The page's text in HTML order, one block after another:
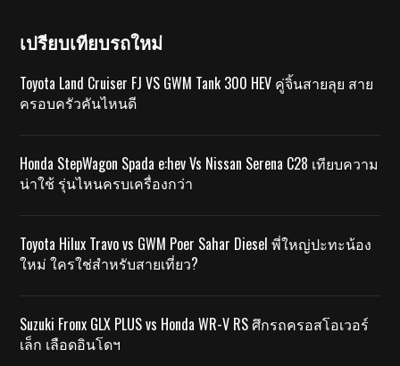
เปรียบเทียบรถใหม่
Toyota Land Cruiser FJ VS GWM Tank 300 HEV คู่จิ้นสายลุย สาย
ครอบครัวคันไหนดี
Honda StepWagon Spada e:hev Vs Nissan Serena C28 เทียบความ
น่าใช้ รุ่นไหนครบเครื่องกว่า
Toyota Hilux Travo vs GWM Poer Sahar Diesel พี่ใหญ่ปะทะน้อง
ใหม่ ใครใช่สำหรับสายเที่ยว?
Suzuki Fronx GLX PLUS vs Honda WR-V RS ศึกรถครอสโอเวอร์
เล็ก เลือดอินโดฯ